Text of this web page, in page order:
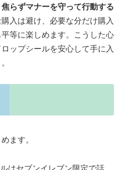
焦らずマナーを守って行動する
入は避け、必要な分だけ購入
等に楽しめます。こうした心
ップシールを安心して手に入
ます。
はセブンイレブン限定で話